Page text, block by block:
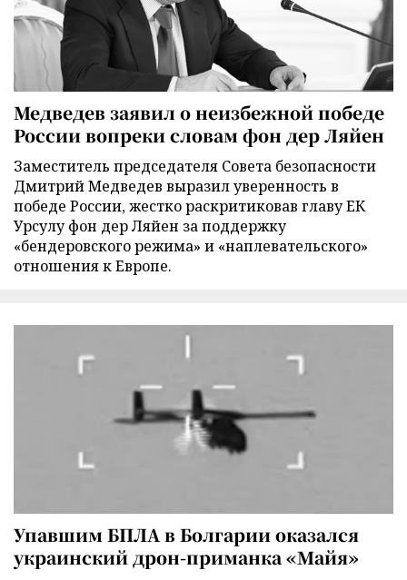
Медведев заявил о неизбежной победе
России вопреки словам фон дер Ляйен
Заместитель председателя Совета безопасности
Дмитрий Медведев выразил уверенность в
победе России, жестко раскритиковав главу ЕК
Урсулу фон дер Ляйен за поддержку
«бендеровского режима» и «наплевательского»
отношения к Европе.
Упавшим БПЛА в Болгарии оказался
украинский дрон-приманка «Майя»